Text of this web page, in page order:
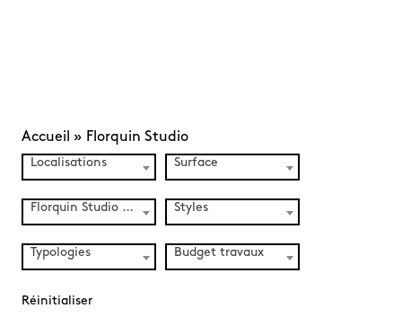
Accueil » Florquin Studio
Localisations Surface
Florquin Studio (2) Styles
Typologies Budget travaux
Réinitialiser